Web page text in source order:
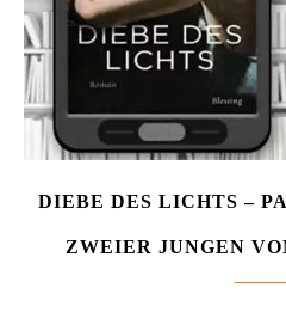
DIEBE DES LICHTS –
ZWEIER JUNGEN